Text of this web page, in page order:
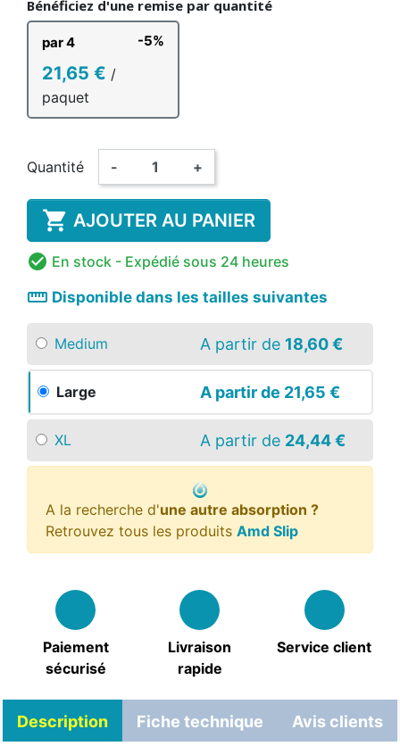
Bénéficiez d'une remise par quantité
par 4 -5%
21,65 € /
paquet
Quantité - +
 AJOUTER AU PANIER
 En stock - Expédié sous 24 heures
straighten Disponible dans les tailles suivantes
Medium A partir de 18,60 €
Large A partir de 21,65 €
XL A partir de 24,44 €
A la recherche d'une autre absorption ?
Retrouvez tous les produits Amd Slip
Paiement
sécurisé
Livraison
rapide
Service client
Description Fiche technique Avis clients